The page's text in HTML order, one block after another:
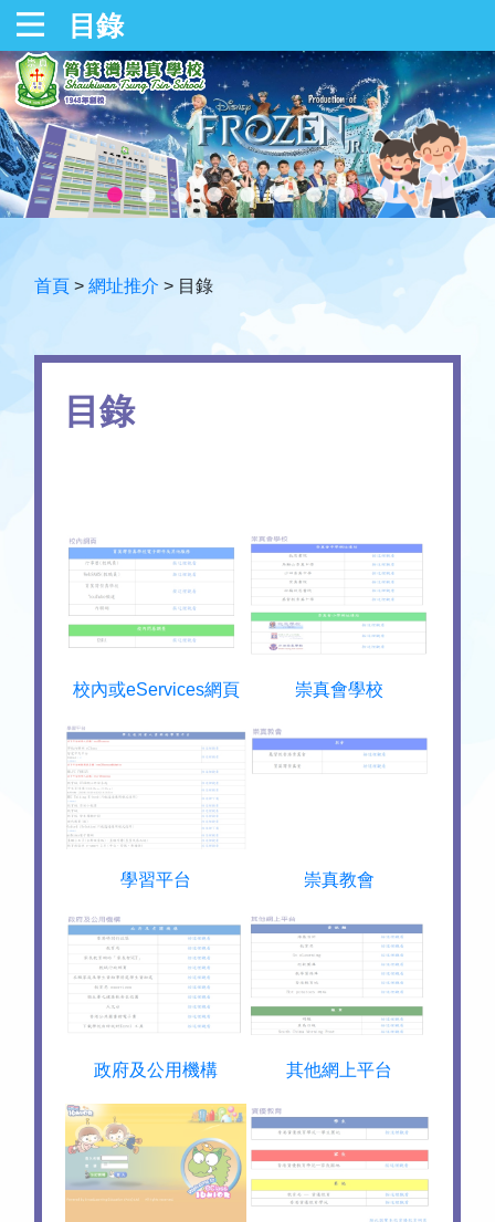
目錄
首頁 > 網址推介 > 目錄
目錄
校內或eServices網頁 崇真會學校
學習平台 崇真教會
政府及公用機構 其他網上平台